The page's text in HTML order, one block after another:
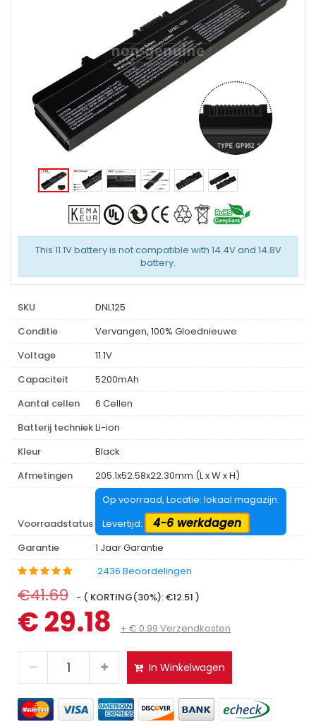
This 11.1V battery is not compatible with 14.4V and 14.8V
battery.
SKU
DNL125
Conditie
Vervangen, 100% Gloednieuwe
Voltage
11.1V
Capaciteit
5200mAh
Aantal cellen
6 Cellen
Batterij techniekLi-ion
Kleur
Black
Afmetingen
205.1x52.58x22.30mm (L x W x H)
Voorraadstatus
Op voorraad, Locatie: lokaal magazijn.
Levertijd:
4-6 werkdagen
Garantie
1 Jaar Garantie
2436 Beoordelingen
€41.69 - ( KORTING(30%): €12.51 )
€ 29.18 + € 0.99 Verzendkosten
In Winkelwagen